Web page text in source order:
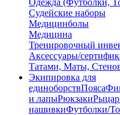
Одежда (Футболки,
Судейские наборы
Медицинболы
Медицина
Тренировочный
Аксессуары/
Татами, Маты,
Экипировка для
единоборствПояса
и лапыРюкзаки
нашивкиФутболки/